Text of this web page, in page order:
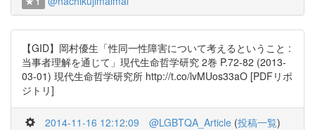
【GID】岡村優生「性同一性障害について考えるということ :
当事者理解を通じて」現代生命哲学研究 2巻 P.72-82 (2013-
03-01) 現代生命哲学研究所 http://t.co/lvMUos33aO [PDFリポ
ジトリ]
2014-11-16 12:12:09 @LGBTQA_Article (投稿一覧)